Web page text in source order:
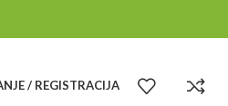
/ REGISTRACIJA